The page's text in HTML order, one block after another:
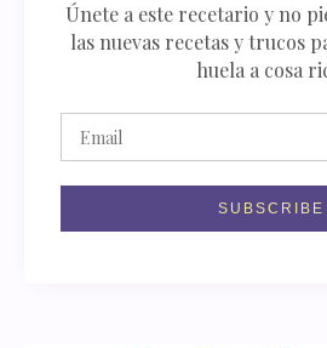
Únete a este recetario y no
las nuevas recetas y trucos
huela a cosa